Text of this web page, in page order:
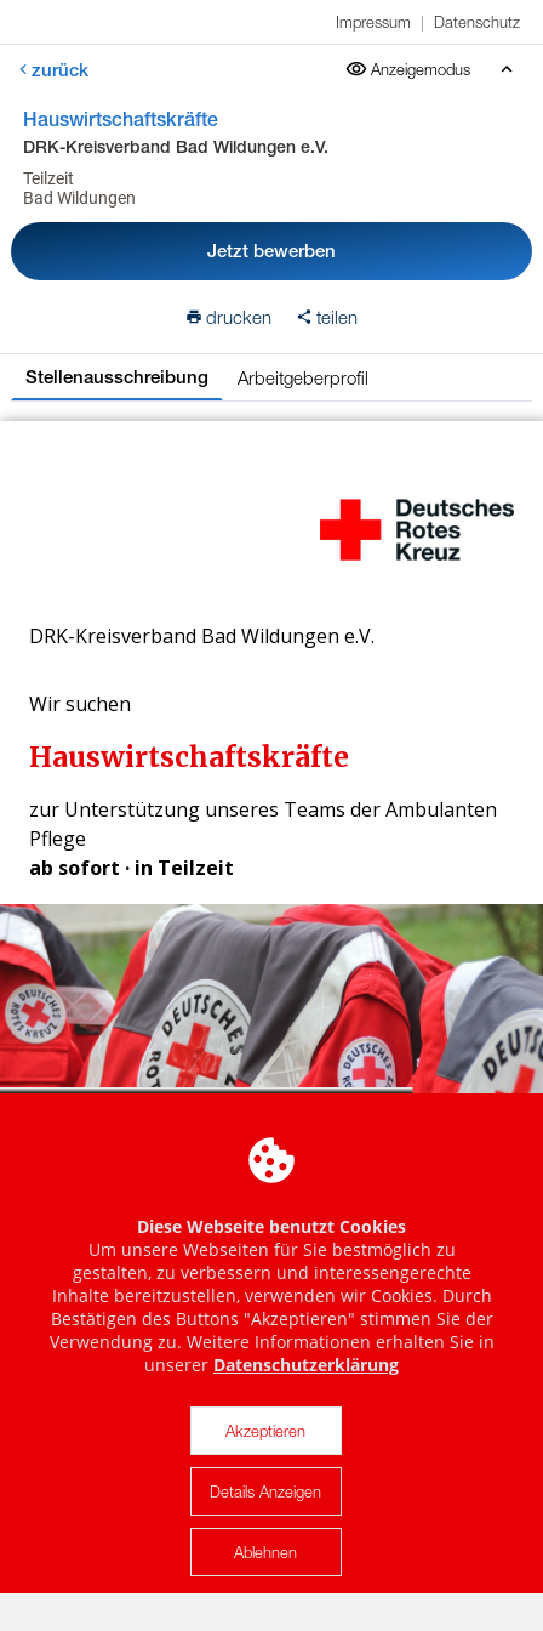
Impressum | Datenschutz
zurück Anzeigemodus
Hauswirtschaftskräfte
DRK-Kreisverband Bad Wildungen e.V.
Teilzeit
Bad Wildungen
Jetzt bewerben
drucken teilen
Stellenausschreibung Arbeitgeberprofil
Karte anzeigen
Diese Webseite benutzt Cookies
Um unsere Webseiten für Sie bestmöglich zu
gestalten, zu verbessern und interessengerechte
Inhalte bereitzustellen, verwenden wir Cookies. Durch
Bestätigen des Buttons "Akzeptieren" stimmen Sie der
Verwendung zu. Weitere Informationen erhalten Sie in
unserer Datenschutzerklärung
Akzeptieren
Details Anzeigen
Ablehnen